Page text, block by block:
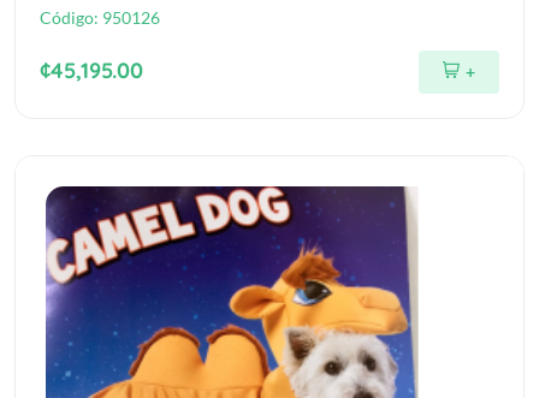
Código: 950126
¢45,195.00 +